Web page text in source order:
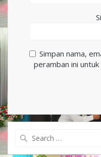
Simpan nama,
peramban ini